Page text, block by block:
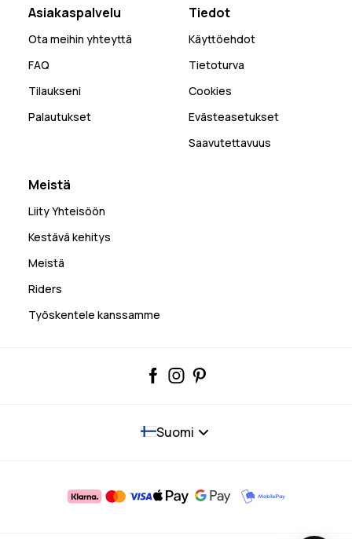
Asiakaspalvelu
Ota meihin yhteyttä
FAQ
Tilaukseni
Palautukset
Tiedot
Käyttöehdot
Tietoturva
Cookies
Evästeasetukset
Saavutettavuus
Meistä
Liity Yhteisöön
Kestävä kehitys
Meistä
Riders
Työskentele kanssamme
Suomi